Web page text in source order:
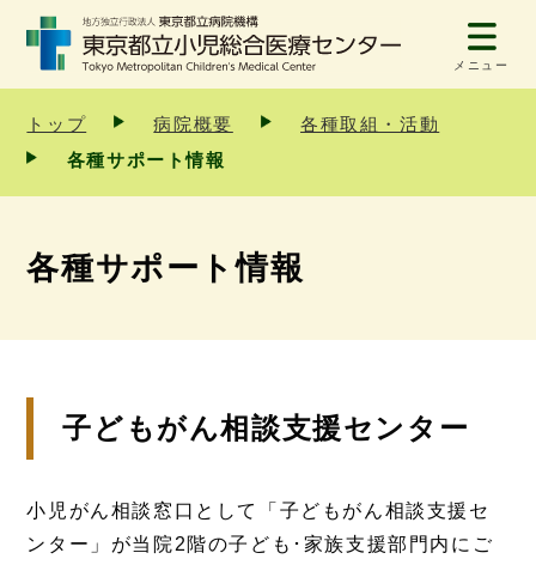
メニュー
トップ 病院概要
各種取組・活動
各種サポート情報
各種サポート情報
子どもがん相談支援センター
小児がん相談窓口として「子どもがん相談支援セ
ンター」が当院2階の子ども･家族支援部門内にご